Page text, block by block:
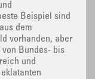
Beispiel sind
dem
vorhanden, aber
von Bundes- bis
und